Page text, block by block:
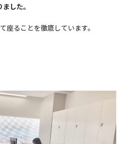
した。
座ることを徹底しています。